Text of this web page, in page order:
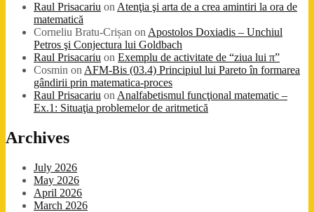
Raul Prisacariu onAtenţia şi arta de a crea amintiri la ora de
matematică
Corneliu Bratu-Crișan onApostolos Doxiadis – Unchiul
Petros şi Conjectura lui Goldbach
Raul Prisacariu on Exemplu de activitate de “ziua lui π”
Cosmin onAFM-Bis (03.4) Principiul lui Pareto în formarea
gândirii prin matematica-proces
Raul Prisacariu onAnalfabetismul funcţional matematic –
Ex.1: Situaţia problemelor de aritmetică
Archives
July 2026
May 2026
April 2026
March 2026